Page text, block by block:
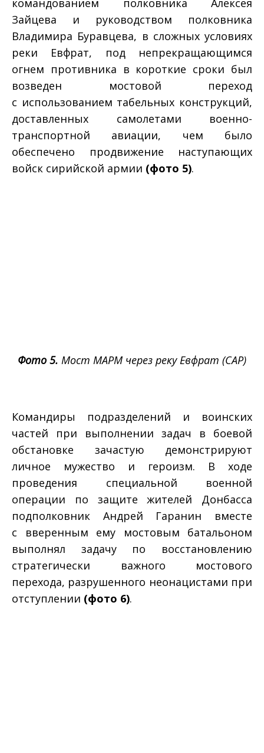
командованием полковника Алексея
Зайцева и руководством полковника
Владимира Буравцева, в сложных условиях
реки Евфрат, под непрекращающимся
огнем противника в короткие сроки был
возведен мостовой переход
с использованием табельных конструкций,
доставленных самолетами военно-
транспортной авиации, чем было
обеспечено продвижение наступающих
войск сирийской армии (фото 5).
Фото 5. Мост МАРМ через реку Евфрат (САР)
Командиры подразделений и воинских
частей при выполнении задач в боевой
обстановке зачастую демонстрируют
личное мужество и героизм. В ходе
проведения специальной военной
операции по защите жителей Донбасса
подполковник Андрей Гаранин вместе
с вверенным ему мостовым батальоном
выполнял задачу по восстановлению
стратегически важного мостового
перехода, разрушенного неонацистами при
отступлении (фото 6).